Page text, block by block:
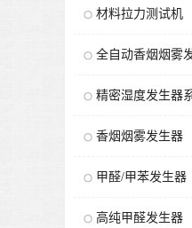
材料拉力测试机
全自动香烟烟雾
精密湿度发生器
香烟烟雾发生器
甲醛/甲苯发生器
高纯甲醛发生器